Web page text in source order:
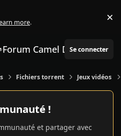
more. ×
Forum Camel Design
Se connecter
Fichiers torrent Jeux vidéos
!
et partager avec